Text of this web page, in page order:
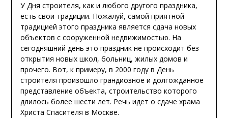
У Дня строителя, как и любого другого праздника,
есть свои традиции. Пожалуй, самой приятной
традицией этого праздника является сдача новых
объектов с сооруженной недвижимостью. На
сегодняшний день это праздник не происходит без
открытия новых школ, больниц, жилых домов и
прочего. Вот, к примеру, в 2000 году в День
строителя произошло грандиозное и долгожданное
представление объекта, строительство которого
длилось более шести лет. Речь идет о сдаче храма
Христа Спасителя в Москве.